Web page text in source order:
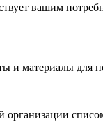
вашим
материалы для